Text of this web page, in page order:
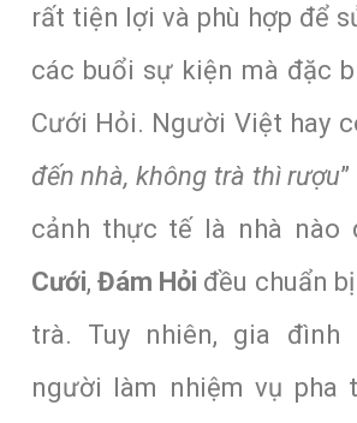
rất tiện lợi và phù hợp để
các buổi sự kiện mà đặc
Cưới Hỏi. Người Việt hay
đến nhà, không trà thì rượu
cảnh thực tế là nhà
Cưới, Đám Hỏi đều chuẩn
trà. Tuy nhiên, gia
người làm nhiệm vụ pha